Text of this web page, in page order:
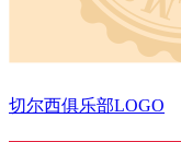
切尔西俱乐部LOGO